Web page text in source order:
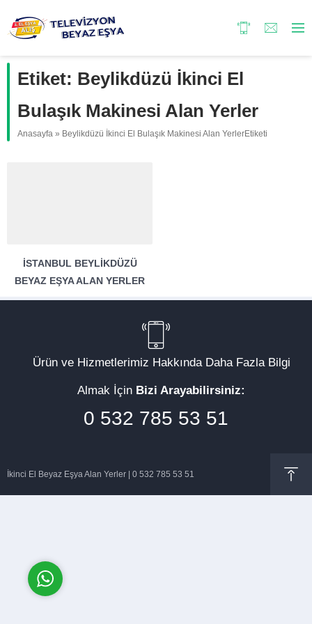
Etiket: Beylikdüzü İkinci El
Bulaşık Makinesi Alan Yerler
Anasayfa » Beylikdüzü İkinci El Bulaşık Makinesi Alan YerlerEtiketi
İSTANBUL BEYLIKDÜZÜ
BEYAZ EŞYA ALAN YERLER
Ürün ve Hizmetlerimiz Hakkında Daha Fazla Bilgi
Almak İçin Bizi Arayabilirsiniz:
0 532 785 53 51
İkinci El Beyaz Eşya Alan Yerler | 0 532 785 53 51